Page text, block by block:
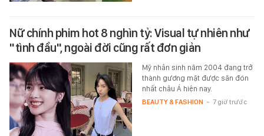
Nữ chính phim hot 8 nghìn tỷ: Visual tự nhiên như
"tình đầu", ngoài đời cũng rất đơn giản
Mỹ nhân sinh năm 2004 đang trở
thành gương mặt được săn đón
nhất châu Á hiện nay.
BEAUTY & FASHION - 7 giờ trước